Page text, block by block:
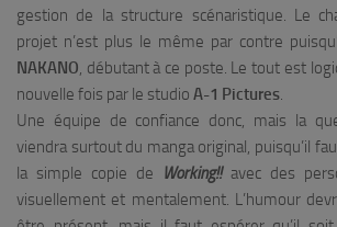
gestion de la structure scénaristique. Le
projet n’est plus le même par contre
NAKANO , débutant à ce poste. Le tout est
nouvelle fois par le studio A-1 Pictures
Une équipe de confiance donc, mais la
viendra surtout du manga original, puisqu’il
la simple copie de
Working!!avec des
visuellement et mentalement. L’humour